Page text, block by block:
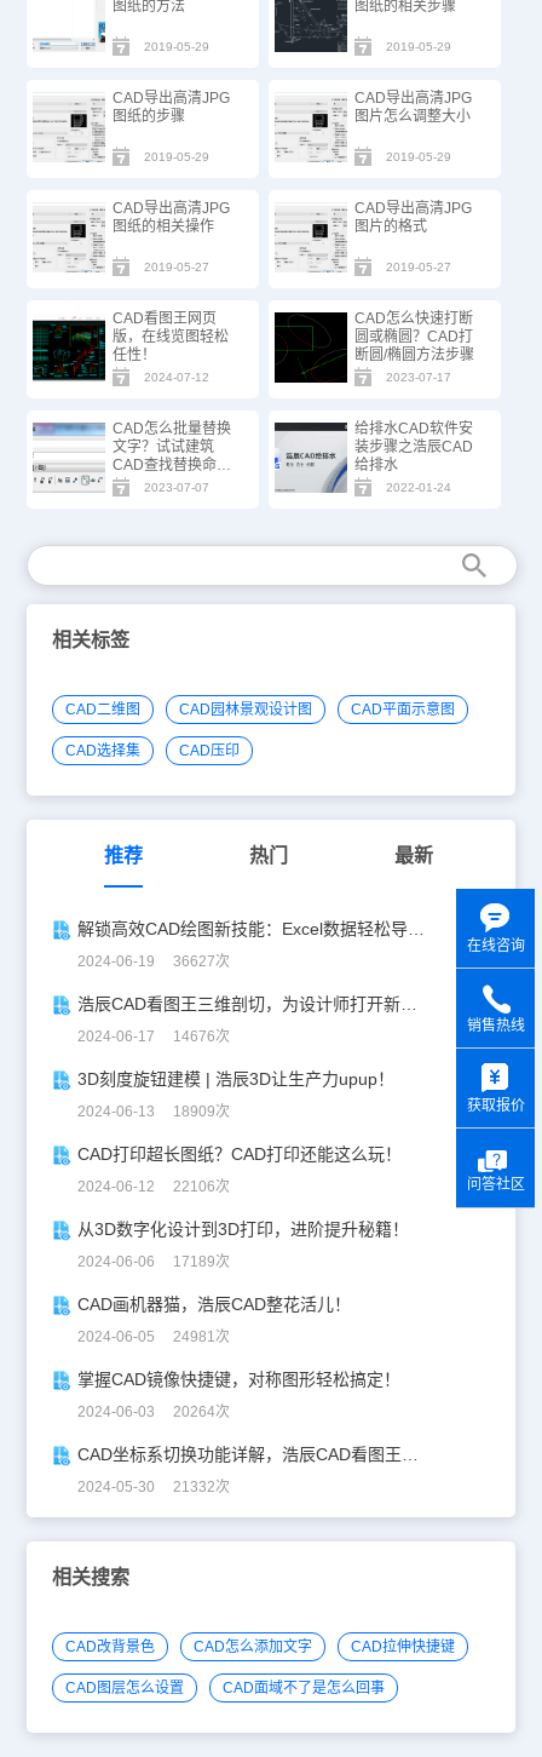
图纸的方法
2019-05-29
图纸的相关步骤
2019-05-29
CAD导出高清JPG
图纸的步骤
2019-05-29
CAD导出高清JPG
图片怎么调整大小
2019-05-29
CAD导出高清JPG
图纸的相关操作
2019-05-27
CAD导出高清JPG
图片的格式
2019-05-27
CAD看图王网页
版，在线览图轻松
任性！
2024-07-12
CAD怎么快速打断
圆或椭圆？CAD打
断圆/椭圆方法步骤
2023-07-17
CAD怎么批量替换
文字？试试建筑
CAD查找替换命
令！
2023-07-07
给排水CAD软件安
装步骤之浩辰CAD
给排水
2022-01-24
相关标签
CAD二维图 CAD园林景观设计图 CAD平面示意图
CAD选择集 CAD压印
推荐 热门 最新
解锁高效CAD绘图新技能：Excel数据轻松导入CAD
2024-06-19 36627次
浩辰CAD看图王三维剖切，为设计师打开新世界的大门！
2024-06-17 14676次
3D刻度旋钮建模 | 浩辰3D让生产力upup！
2024-06-13 18909次
CAD打印超长图纸？CAD打印还能这么玩！
2024-06-12 22106次
从3D数字化设计到3D打印，进阶提升秘籍！
2024-06-06 17189次
CAD画机器猫，浩辰CAD整花活儿！
2024-06-05 24981次
掌握CAD镜像快捷键，对称图形轻松搞定！
2024-06-03 20264次
CAD坐标系切换功能详解，浩辰CAD看图王让设计更自由！
2024-05-30 21332次
相关搜索
CAD改背景色 CAD怎么添加文字 CAD拉伸快捷键
CAD图层怎么设置 CAD面域不了是怎么回事
在线咨询
销售热线
获取报价
问答社区